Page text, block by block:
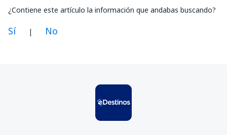
¿Contiene este artículo la información que andabas buscando?
Sí | No
Contiene información incorrecta
No profundiza en el tema